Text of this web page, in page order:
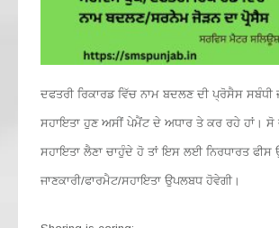
ਦਫਤਰੀ ਰਿਕਾਰਡ ਵਿੱਚ ਨਾਮ ਬਦਲਣ ਦੀ ਪ੍ਰੋਸੈਸ ਸਬੰਧੀ
ਸਹਾਇਤਾ ਹੁਣ ਅਸੀਂ ਪੇਮੈਂਟ ਦੇ ਅਧਾਰ ਤੇ ਕਰ ਰਹੇ ਹਾਂ।
ਸਹਾਇਤਾ ਲੈਣਾ ਚਾਹੁੰਦੇ ਹੋ ਤਾਂ ਇਸ ਲਈ ਨਿਰਧਾਰਤ ਫੀਸ
ਜਾਣਕਾਰੀ/ਫਾਰਮੈਟ/ਸਹਾਇਤਾ ਉਪਲਬਧ ਹੋਵੇਗੀ।